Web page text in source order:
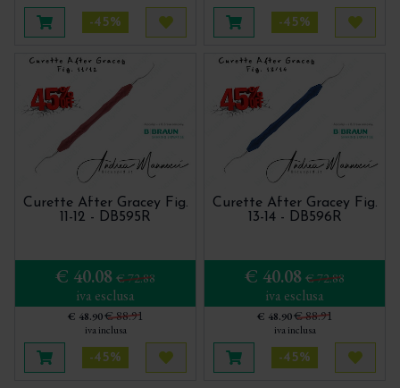
Aggiungi al carrello
-45%
Acquista più tardiAggiungi al carrello
-45%
Curette After Gracey Fig.
11-12 - DB595R
€ 40.08 € 72.88
iva esclusa
€ 48.90€ 88.91
iva inclusa
Aggiungi al carrello
-45%
Acquista più tardi
Curette After Gracey Fig.
13-14 - DB596R
€ 40.08 € 72.88
iva esclusa
€ 48.90€ 88.91
iva inclusa
Aggiungi al carrello
-45%